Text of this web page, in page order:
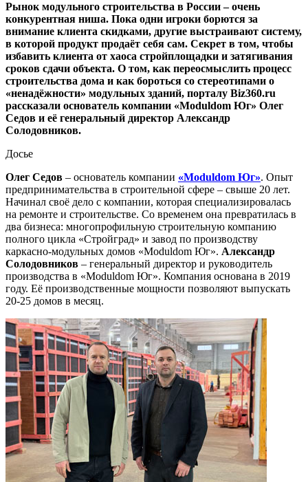
Рынок модульного строительства в России – очень
конкурентная ниша. Пока одни игроки борются за
внимание клиента скидками, другие выстраивают систему,
в которой продукт продаёт себя сам. Секрет в том, чтобы
избавить клиента от хаоса стройплощадки и затягивания
сроков сдачи объекта. О том, как переосмыслить процесс
строительства дома и как бороться со стереотипами о
«ненадёжности» модульных зданий, порталу Biz360.ru
рассказали основатель компании «Moduldom Юг» Олег
Седов и её генеральный директор Александр
Солодовников.
Досье
Олег Седов – основатель компании «Moduldom Юг». Опыт
предпринимательства в строительной сфере – свыше 20 лет.
Начинал своё дело с компании, которая специализировалась
на ремонте и строительстве. Со временем она превратилась в
два бизнеса: многопрофильную строительную компанию
полного цикла «Стройград» и завод по производству
каркасно-модульных домов «Moduldom Юг». Александр
Солодовников – генеральный директор и руководитель
производства в «Moduldom Юг». Компания основана в 2019
году. Её производственные мощности позволяют выпускать
20-25 домов в месяц.